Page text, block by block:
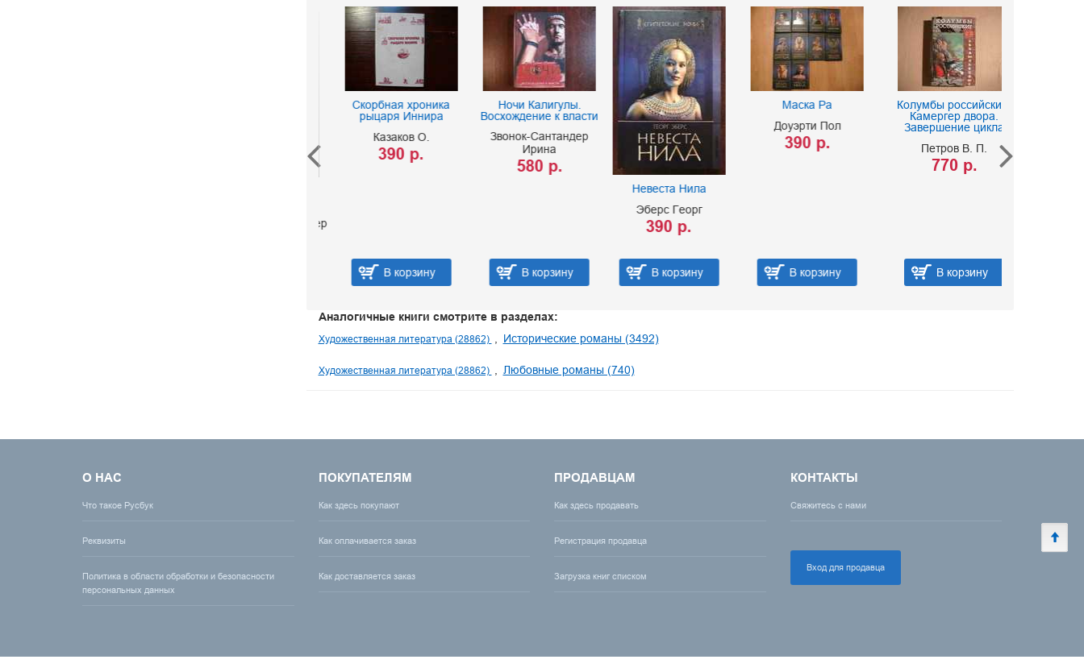
Скорбная хроника
рыцаря Иннира
Казаков О.
390 р.
В корзину
Ночи Калигулы.
Восхождение к власти
Звонок-Сантандер
Ирина
580 р.
В корзину
Невеста Нила
Эберс Георг
390 р.
В корзину
Маска Ра
Доуэрти Пол
390 р.
В корзину
Колумбы российские.
Камергер двора.
Завершение цикла
Петров В. П.
770 р.
В корзину
Аналогичные книги смотрите в разделах:
Художественная литература (28862) Исторические романы (3492)
Художественная литература (28862) Любовные романы (740)
О НАС
Что такое Русбук
Реквизиты
Политика в области обработки и безопасности
персональных данных
ПОКУПАТЕЛЯМ
Как здесь покупают
Как оплачивается заказ
Как доставляется заказ
ПРОДАВЦАМ
Как здесь продавать
Регистрация продавца
Загрузка книг списком
КОНТАКТЫ
Свяжитесь с нами
Вход для продавца